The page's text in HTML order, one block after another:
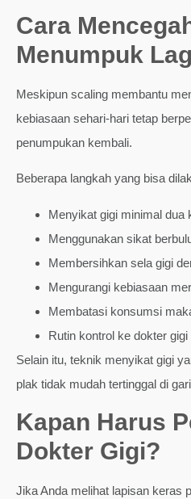
Cara
Menumpuk
Meskipun scaling membantu
kebiasaan sehari-hari tetap
penumpukan kembali.
Beberapa langkah yang bisa
Menyikat gigi minimal dua
Menggunakan sikat
Membersihkan sela gigi
Mengurangi kebiasaan
Membatasi konsumsi
Rutin kontrol ke dokter gigi
Selain itu, teknik menyikat gigi
plak tidak mudah tertinggal di
Kapan Harus
Dokter Gigi?
Jika Anda melihat lapisan keras